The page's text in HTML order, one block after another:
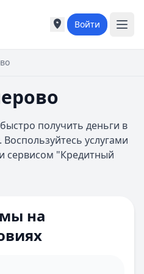
Города России
Казань
Астрахань
Б
Барнаул
Города России
Казань
Астрахань
Б
Барнаул
Войти
получить деньги в
услугами
сервисом "Кредитный
на